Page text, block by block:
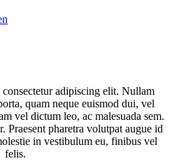
adipiscing elit. Nullam
quam neque euismod dui, vel
vel dictum leo, ac malesuada sem.
Praesent pharetra volutpat augue id
in vestibulum eu, finibus vel
felis.